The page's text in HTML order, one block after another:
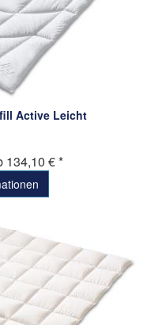
Active Leicht
134,10 € *